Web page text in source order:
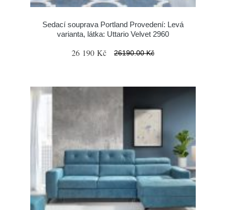
Sedací souprava Portland Provedení: Levá
varianta, látka: Uttario Velvet 2960
26 190 Kč 26190.00 Kč